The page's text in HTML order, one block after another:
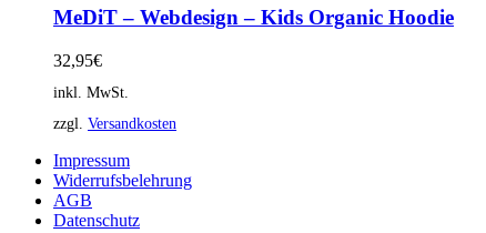
MeDiT – Webdesign – Kids Organic Hoodie
32,95€
inkl. MwSt.
zzgl. Versandkosten
Impressum
Widerrufsbelehrung
AGB
Datenschutz